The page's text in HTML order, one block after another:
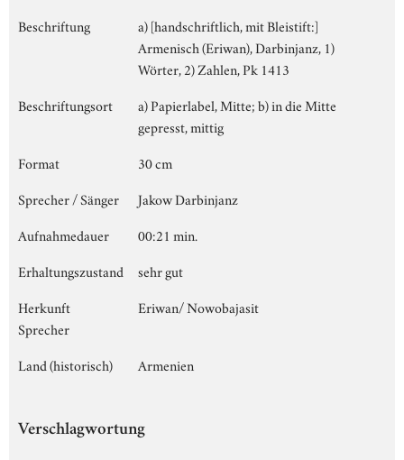
Beschriftung
a) [handschriftlich, mit Bleistift:]
Armenisch (Eriwan), Darbinjanz, 1)
Wörter, 2) Zahlen, Pk 1413
Beschriftungsort
a) Papierlabel, Mitte; b) in die Mitte
gepresst, mittig
Format
30 cm
Sprecher / Sänger
Jakow Darbinjanz
Aufnahmedauer
00:21 min.
Erhaltungszustand
sehr gut
Herkunft
Sprecher
Eriwan/ Nowobajasit
Land (historisch) Armenien
Verschlagwortung